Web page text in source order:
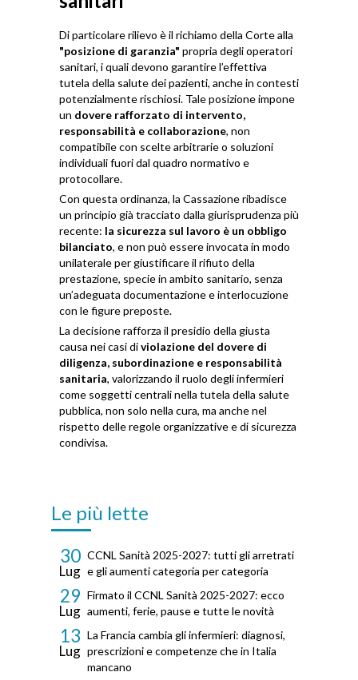
Di particolare rilievo è il richiamo della Corte alla
"posizione di garanzia" propria degli operatori
sanitari, i quali devono garantire l’effettiva
tutela della salute dei pazienti, anche in contesti
potenzialmente rischiosi. Tale posizione impone
un dovere rafforzato di intervento,
responsabilità e collaborazione, non
compatibile con scelte arbitrarie o soluzioni
individuali fuori dal quadro normativo e
protocollare.
Con questa ordinanza, la Cassazione ribadisce
un principio già tracciato dalla giurisprudenza più
recente: la sicurezza sul lavoro è un obbligo
bilanciato, e non può essere invocata in modo
unilaterale per giustificare il rifiuto della
prestazione, specie in ambito sanitario, senza
un’adeguata documentazione e interlocuzione
con le figure preposte.
La decisione rafforza il presidio della giusta
causa nei casi diviolazione del dovere di
diligenza, subordinazione e responsabilità
sanitaria, valorizzando il ruolo degli infermieri
come soggetti centrali nella tutela della salute
pubblica, non solo nella cura, ma anche nel
rispetto delle regole organizzative e di sicurezza
condivisa.
Le più lette
30
Lug
CCNL Sanità 2025-2027: tutti gli arretrati
e gli aumenti categoria per categoria
29
Lug
Firmato il CCNL Sanità 2025-2027: ecco
aumenti, ferie, pause e tutte le novità
13
Lug
La Francia cambia gli infermieri: diagnosi,
prescrizioni e competenze che in Italia
mancano